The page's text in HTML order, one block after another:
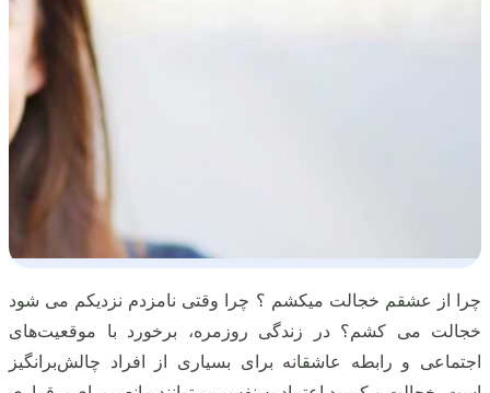
چرا از عشقم خجالت میکشم ؟ چرا وقتی نامزدم نزدیکم می شود
خجالت می کشم؟ در زندگی روزمره، برخورد با موقعیت‌های
اجتماعی و رابطه عاشقانه برای بسیاری از افراد چالش‌برانگیز